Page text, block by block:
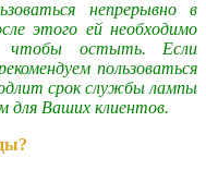
непрерывно в
этого ей необходимо
чтобы остыть. Если
пользоваться
срок службы лампы
для Ваших клиентов.